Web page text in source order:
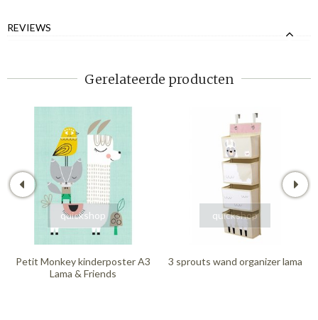
REVIEWS
Gerelateerde producten
quickshop
Petit Monkey kinderposter A3
Lama & Friends
quickshop
3 sprouts wand organizer lama